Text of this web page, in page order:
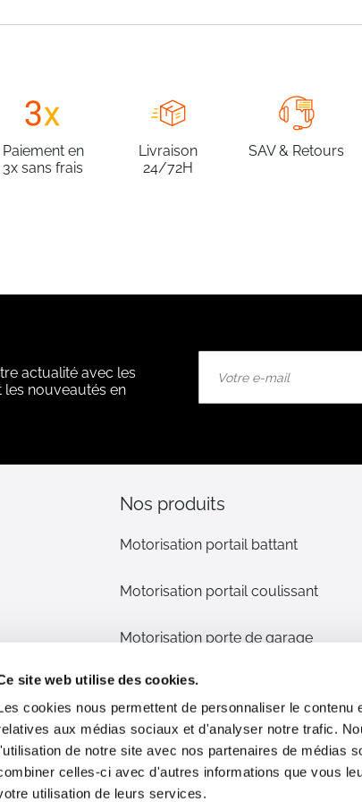
site web utilise des cookies.
cookies nous permettent de personnaliser le
aux médias sociaux et d'analyser notre trafic.
de notre site avec nos partenaires de médias
celles-ci avec d'autres informations que vous
utilisation de leurs services.
Paiement en
3x sans frais
Livraison
24/72H
SAV & Retours
actualité avec les
nouveautés en
notre
:
Nos produits
Motorisation portail battant
Motorisation portail coulissant
Motorisation porte de garage
Motorisation volet
Pièces détachées
Interphone/alarme maison